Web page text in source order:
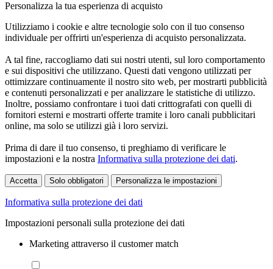
Personalizza la tua esperienza di acquisto
Utilizziamo i cookie e altre tecnologie solo con il tuo consenso
individuale per offrirti un'esperienza di acquisto personalizzata.
A tal fine, raccogliamo dati sui nostri utenti, sul loro comportamento
e sui dispositivi che utilizzano. Questi dati vengono utilizzati per
ottimizzare continuamente il nostro sito web, per mostrarti pubblicità
e contenuti personalizzati e per analizzare le statistiche di utilizzo.
Inoltre, possiamo confrontare i tuoi dati crittografati con quelli di
fornitori esterni e mostrarti offerte tramite i loro canali pubblicitari
online, ma solo se utilizzi già i loro servizi.
Prima di dare il tuo consenso, ti preghiamo di verificare le
impostazioni e la nostra Informativa sulla protezione dei dati.
Accetta Solo obbligatori Personalizza le impostazioni
Informativa sulla protezione dei dati
Impostazioni personali sulla protezione dei dati
Marketing attraverso il customer match